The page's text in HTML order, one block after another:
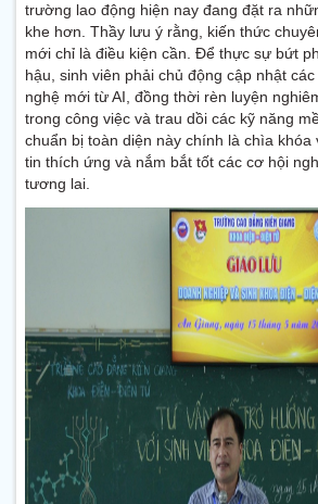
trường lao động hiện nay đang đặt ra
khe hơn. Thầy lưu ý rằng, kiến thức
mới chỉ là điều kiện cần. Để thực sự bứt
hậu, sinh viên phải chủ động cập nhật
nghệ mới từ AI, đồng thời rèn luyện
trong công việc và trau dồi các kỹ năng
chuẩn bị toàn diện này chính là chìa khóa
tin thích ứng và nắm bắt tốt các cơ hội
tương lai.